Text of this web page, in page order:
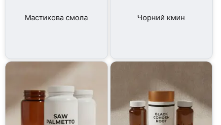
Мастикова смола Чорний кмин